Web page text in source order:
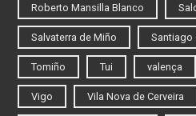
Roberto Mansilla Blanco
Salvaterra de Miño Santiago
Tomiño Tui valença
Vigo Vila Nova de Cerveira